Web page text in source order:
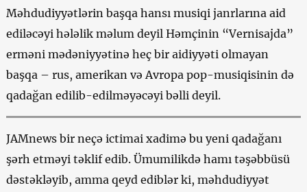
Məhdudiyyətlərin başqa hansı musiqi janrlarına aid
ediləcəyi hələlik məlum deyil Həmçinin “Vernisajda”
erməni mədəniyyətinə heç bir aidiyyəti olmayan
başqa – rus, amerikan və Avropa pop-musiqisinin də
qadağan edilib-edilməyəcəyi bəlli deyil.
JAMnews bir neçə ictimai xadimə bu yeni qadağanı
şərh etməyi təklif edib. Ümumilikdə hamı təşəbbüsü
dəstəkləyib, amma qeyd ediblər ki, məhdudiyyət